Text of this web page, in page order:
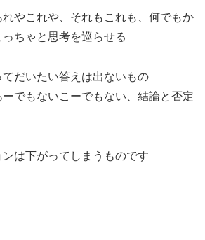
やこれや、それもこれも、何でもか
ちゃと思考を巡らせる
だいたい答えは出ないもの
でもないこーでもない、結論と否定
は下がってしまうものです